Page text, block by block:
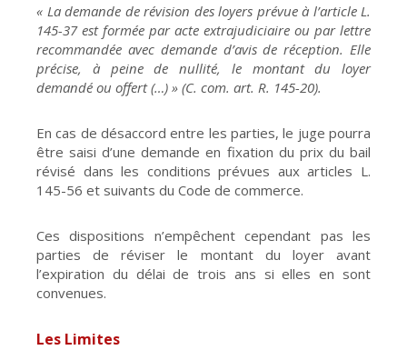
« La demande de révision des loyers prévue à l’article L.
145-37 est formée par acte extrajudiciaire ou par lettre
recommandée avec demande d’avis de réception. Elle
précise, à peine de nullité, le montant du loyer
demandé ou offert (…) » (C. com. art. R. 145-20).
En cas de désaccord entre les parties, le juge pourra
être saisi d’une demande en fixation du prix du bail
révisé dans les conditions prévues aux articles L.
145-56 et suivants du Code de commerce.
Ces dispositions n’empêchent cependant pas les
parties de réviser le montant du loyer avant
l’expiration du délai de trois ans si elles en sont
convenues.
Les Limites